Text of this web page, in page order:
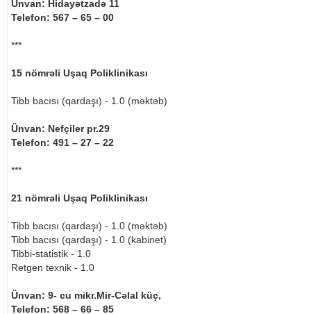
Ünvan: Hidayətzadə 11
Telefon: 567 – 65 – 00
***
15 nömrəli Uşaq Poliklinikası
Tibb bacısı (qardaşı) - 1.0 (məktəb)
Ünvan: Nefçiler pr.29
Telefon: 491 – 27 – 22
***
21 nömrəli Uşaq Poliklinikası
Tibb bacısı (qardaşı) - 1.0 (məktəb)
Tibb bacısı (qardaşı) - 1.0 (kabinet)
Tibbi-statistik - 1.0
Retgen texnik - 1.0
Ünvan: 9- cu mikr.Mir-Cəlal küç,
Telefon: 568 – 66 – 85